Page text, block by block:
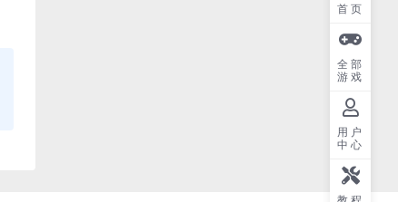
首页
全部
游戏
用户
中心